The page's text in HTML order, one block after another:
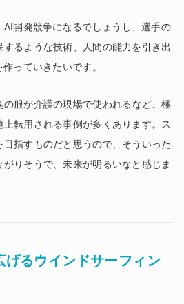
AI開発競争になるでしょうし、選手の
るような技術、人間の能力を引き出
っていきたいです。
の服が介護の現場で使われるなど、極
転用される事例が多くあります。ス
指すものだと思うので、そういった
りそうで、未来が明るいなと感じま
げるウインドサーフィン